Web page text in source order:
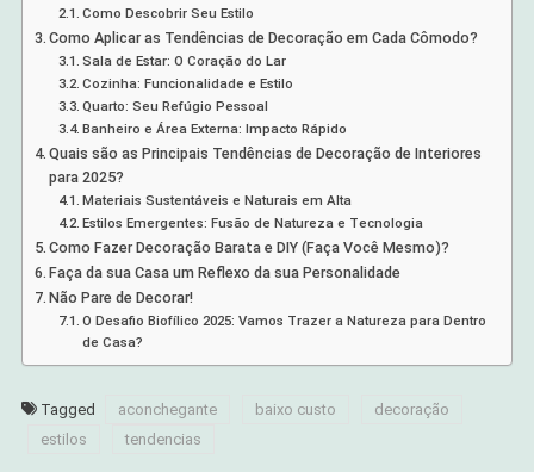
Como Descobrir Seu Estilo
Como Aplicar as Tendências de Decoração em Cada Cômodo?
Sala de Estar: O Coração do Lar
Cozinha: Funcionalidade e Estilo
Quarto: Seu Refúgio Pessoal
Banheiro e Área Externa: Impacto Rápido
Quais são as Principais Tendências de Decoração de Interiores
para 2025?
Materiais Sustentáveis e Naturais em Alta
Estilos Emergentes: Fusão de Natureza e Tecnologia
Como Fazer Decoração Barata e DIY (Faça Você Mesmo)?
Faça da sua Casa um Reflexo da sua Personalidade
Não Pare de Decorar!
O Desafio Biofílico 2025: Vamos Trazer a Natureza para Dentro
de Casa?
Tagged aconchegante baixo custo
decoração
estilos
tendencias